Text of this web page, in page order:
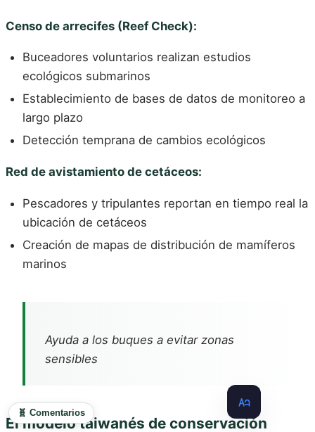
Censo de arrecifes (Reef Check):
Buceadores voluntarios realizan estudios
ecológicos submarinos
Establecimiento de bases de datos de monitoreo a
largo plazo
Detección temprana de cambios ecológicos
Red de avistamiento de cetáceos:
Pescadores y tripulantes reportan en tiempo real la
ubicación de cetáceos
Creación de mapas de distribución de mamíferos
marinos
Ayuda a los buques a evitar zonas
sensibles
El modelo taiwanés de conservación
🧬 Comentarios